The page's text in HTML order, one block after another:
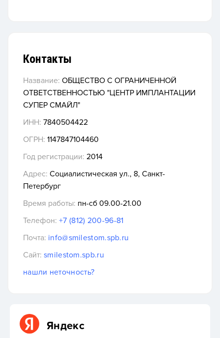
Контакты
Название: ОБЩЕСТВО С ОГРАНИЧЕННОЙ
ОТВЕТСТВЕННОСТЬЮ "ЦЕНТР ИМПЛАНТАЦИИ
СУПЕР СМАЙЛ"
ИНН: 7840504422
ОГРН: 1147847104460
Год регистрации: 2014
Адрес: Социалистическая ул., 8, Санкт-
Петербург
Время работы: пн-сб 09.00-21.00
Телефон: +7 (812) 200-96-81
Почта: info@smilestom.spb.ru
Сайт: smilestom.spb.ru
нашли неточность?
Яндекс